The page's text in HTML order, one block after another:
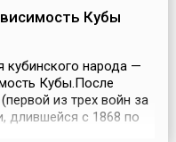
Кубы
кубинского народа —
Кубы.После
из трех войн за
длившейся с 1868 по